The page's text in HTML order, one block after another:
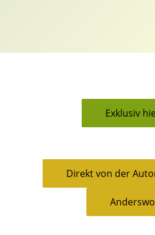
Exklusiv
Direkt von der
Anderswo